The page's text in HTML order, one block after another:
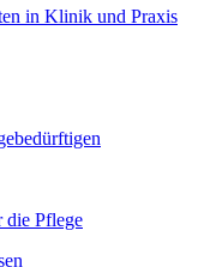
in Klinik und Praxis
die Pflege